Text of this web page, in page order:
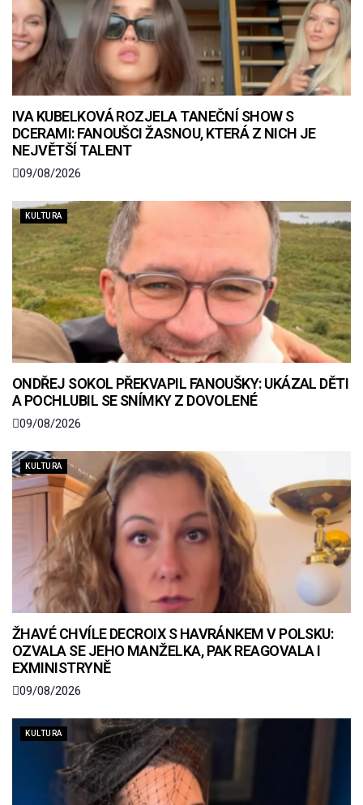
IVA KUBELKOVÁ ROZJELA TANEČNÍ SHOW S
DCERAMI: FANOUŠCI ŽASNOU, KTERÁ Z NICH JE
NEJVĚTŠÍ TALENT
09/08/2026
KULTURA
ONDŘEJ SOKOL PŘEKVAPIL FANOUŠKY: UKÁZAL DĚTI
A POCHLUBIL SE SNÍMKY Z DOVOLENÉ
09/08/2026
KULTURA
ŽHAVÉ CHVÍLE DECROIX S HAVRÁNKEM V POLSKU:
OZVALA SE JEHO MANŽELKA, PAK REAGOVALA I
EXMINISTRYNĚ
09/08/2026
KULTURA